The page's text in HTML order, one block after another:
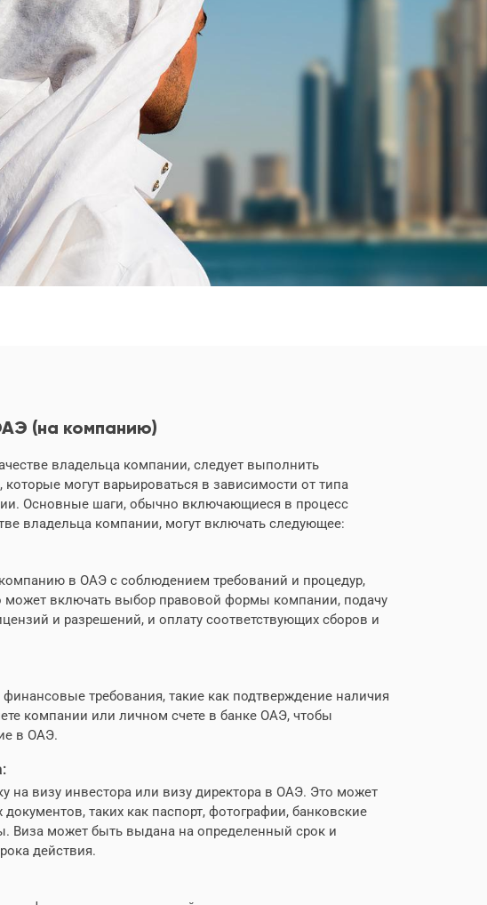
(на компанию)
владельца компании, следует выполнить
могут варьироваться в зависимости от типа
Основные шаги, обычно включающиеся в процесс
владельца компании, могут включать следующее:
в ОАЭ с соблюдением требований и процедур,
может включать выбор правовой формы компании, подачу
и разрешений, и оплату соответствующих сборов и
требования, такие как подтверждение наличия
компании или личном счете в банке ОАЭ, чтобы
в ОАЭ.
на визу инвестора или визу директора в ОАЭ. Это может
таких как паспорт, фотографии, банковские
Виза может быть выдана на определенный срок и
действия.